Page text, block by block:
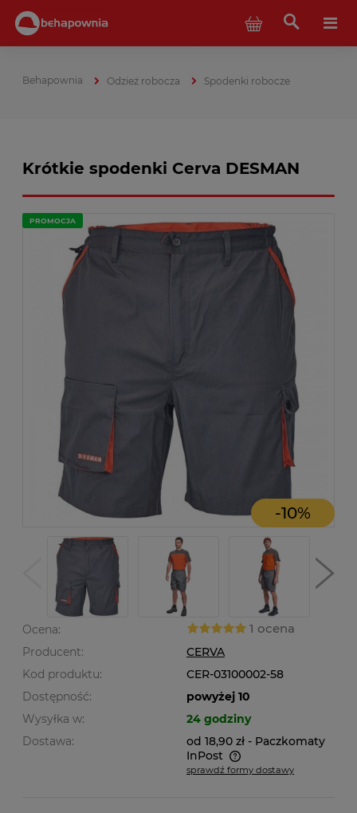
Odzież robocza Spodenki robocze
Krótkie spodenki Cerva DESMAN
PROMOCJA
-10%
Ocena: 1 ocena
Producent:
CERVA
Kod produktu:
CER-03100002-58
Dostępność:
powyżej 10
Wysyłka w:
24 godziny
Dostawa:
od 18,90 zł - Paczkomaty
InPost
Cena nie zawiera ewentualnych kosztów płatności
sprawdź formy dostawy